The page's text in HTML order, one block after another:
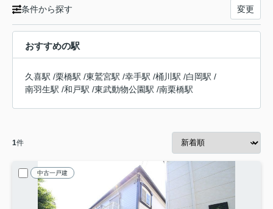
条件から探す 変更
おすすめの駅
久喜駅 /栗橋駅 /東鷲宮駅 /幸手駅 /桶川駅 /白岡駅 /
南羽生駅 /和戸駅 /東武動物公園駅 /南栗橋駅
1件
中古一戸建